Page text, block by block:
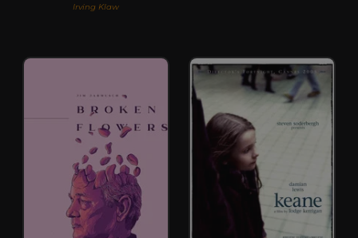
Irving Klaw